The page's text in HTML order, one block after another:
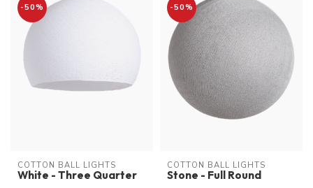
-50%
COTTON BALL LIGHTS
White - Three Quarter
-50%
COTTON BALL LIGHTS
Stone - Full Round